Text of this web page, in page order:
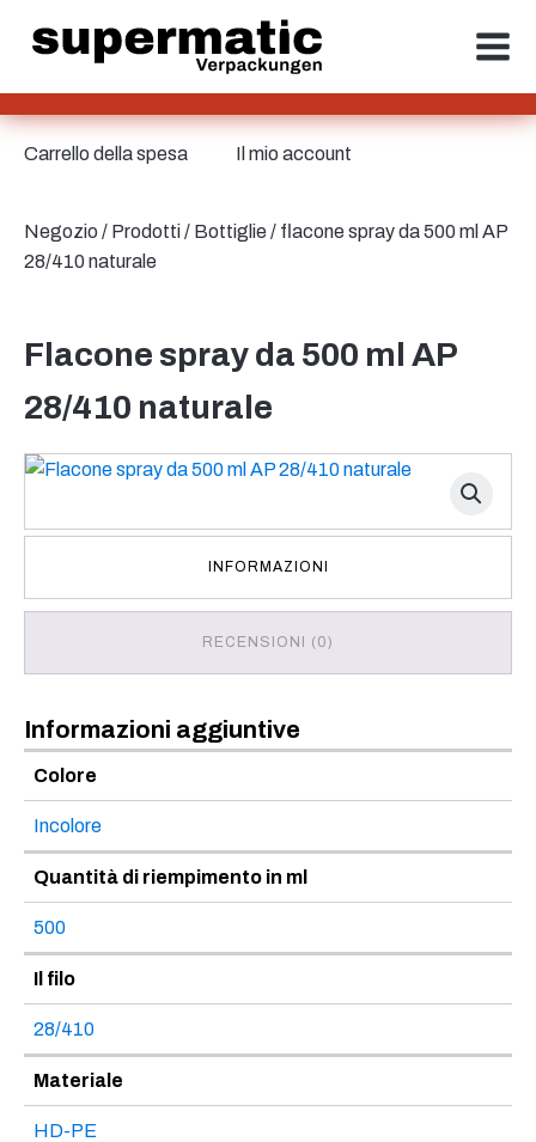
Negozio / Prodotti/ Bottiglie/ flacone spray da 500 ml AP
28/410 naturale
Carrello della spesa Il mio account
Flacone spray da 500 ml AP
28/410 naturale
INFORMAZIONI
RECENSIONI (0)
Informazioni aggiuntive
Colore
Incolore
Quantità di riempimento in ml
500
Il filo
28/410
Materiale
HD-PE